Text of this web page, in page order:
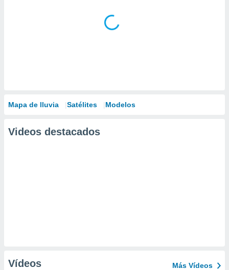
Mapa de lluvia Satélites Modelos
Videos destacados
Vídeos Más Vídeos